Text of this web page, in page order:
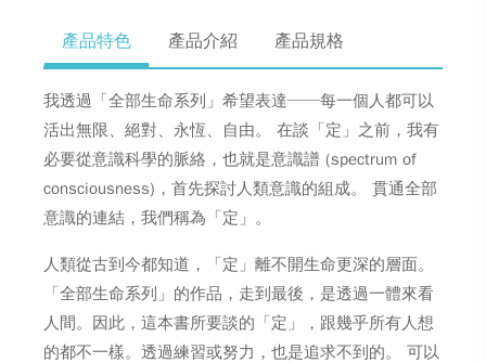
產品特色 產品介紹 產品規格
我透過「全部生命系列」希望表達──每一個人都可以
活出無限、絕對、永恆、自由。 在談「定」之前，我有
必要從意識科學的脈絡，也就是意識譜 (spectrum of
consciousness)，首先探討人類意識的組成。 貫通全部
意識的連結，我們稱為「定」。
人類從古到今都知道，「定」離不開生命更深的層面。
「全部生命系列」的作品，走到最後，是透過一體來看
人間。因此，這本書所要談的「定」，跟幾乎所有人想
的都不一樣。透過練習或努力，也是追求不到的。 可以